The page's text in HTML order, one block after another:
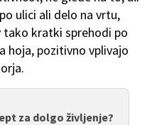
ulici ali delo na vrtu,
tako kratki sprehodi po
hoja, pozitivno vplivajo
za dolgo življenje?